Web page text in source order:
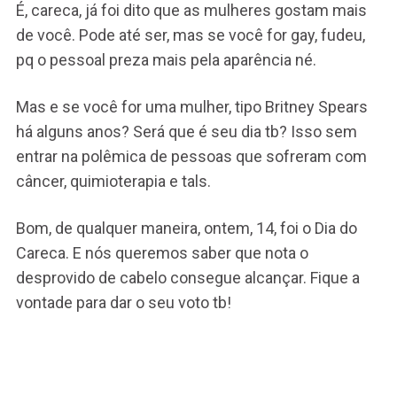
É, careca, já foi dito que as mulheres gostam mais
de você. Pode até ser, mas se você for gay, fudeu,
pq o pessoal preza mais pela aparência né.
Mas e se você for uma mulher, tipo Britney Spears
há alguns anos? Será que é seu dia tb? Isso sem
entrar na polêmica de pessoas que sofreram com
câncer, quimioterapia e tals.
Bom, de qualquer maneira, ontem, 14, foi o Dia do
Careca. E nós queremos saber que nota o
desprovido de cabelo consegue alcançar. Fique a
vontade para dar o seu voto tb!